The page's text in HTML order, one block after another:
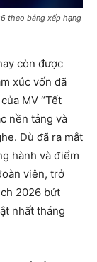
theo bảng xếp hạng
còn được
xúc vốn đã
MV “Tết
nền tảng và
Dù đã ra mắt
hành và điểm
viên, trở
2026 bứt
nhất tháng